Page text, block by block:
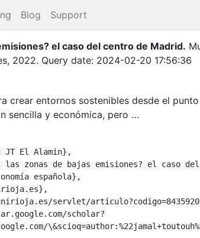
Blog Support
el caso del centro de Madrid.
, 2022. Query date: 2024-02-20 17:56:36
crear entornos sostenibles desde el
sencilla y económica, pero …